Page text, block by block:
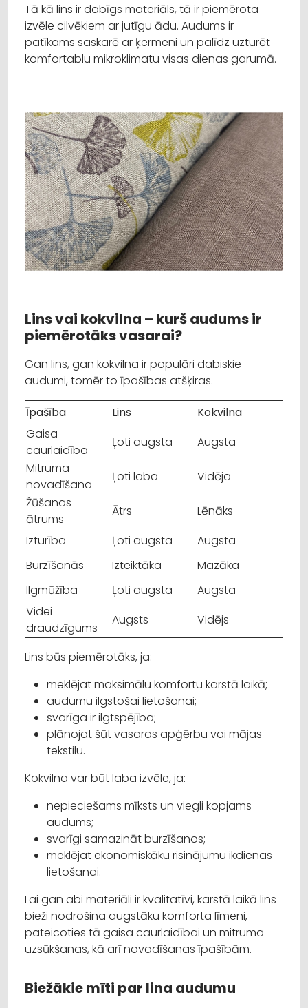
Tā kā lins ir dabīgs materiāls, tā ir piemērota
izvēle cilvēkiem ar jutīgu ādu. Audums ir
patīkams saskarē ar ķermeni un palīdz uzturēt
komfortablu mikroklimatu visas dienas garumā.
Lins vai kokvilna – kurš audums ir
piemērotāks vasarai?
Gan lins, gan kokvilna ir populāri dabiskie
audumi, tomēr to īpašības atšķiras.
Īpašība
Lins
Kokvilna
Gaisa
caurlaidība
Ļoti augsta
Augsta
Mitruma
novadīšana
Ļoti laba
Vidēja
Žūšanas
ātrums
Ātrs
Lēnāks
Izturība
Ļoti augsta
Augsta
Burzīšanās
Izteiktāka
Mazāka
Ilgmūžība
Ļoti augsta
Augsta
Videi
draudzīgums
Augsts Vidējs
Lins būs piemērotāks, ja:
meklējat maksimālu komfortu karstā laikā;
audumu ilgstošai lietošanai;
svarīga ir ilgtspējība;
plānojat šūt vasaras apģērbu vai mājas
tekstilu.
Kokvilna var būt laba izvēle, ja:
nepieciešams mīksts un viegli kopjams
audums;
svarīgi samazināt burzīšanos;
meklējat ekonomiskāku risinājumu ikdienas
lietošanai.
Lai gan abi materiāli ir kvalitatīvi, karstā laikā lins
bieži nodrošina augstāku komforta līmeni,
pateicoties tā gaisa caurlaidībai un mitruma
uzsūkšanas, kā arī novadīšanas īpašībām.
Biežākie mīti par lina audumu